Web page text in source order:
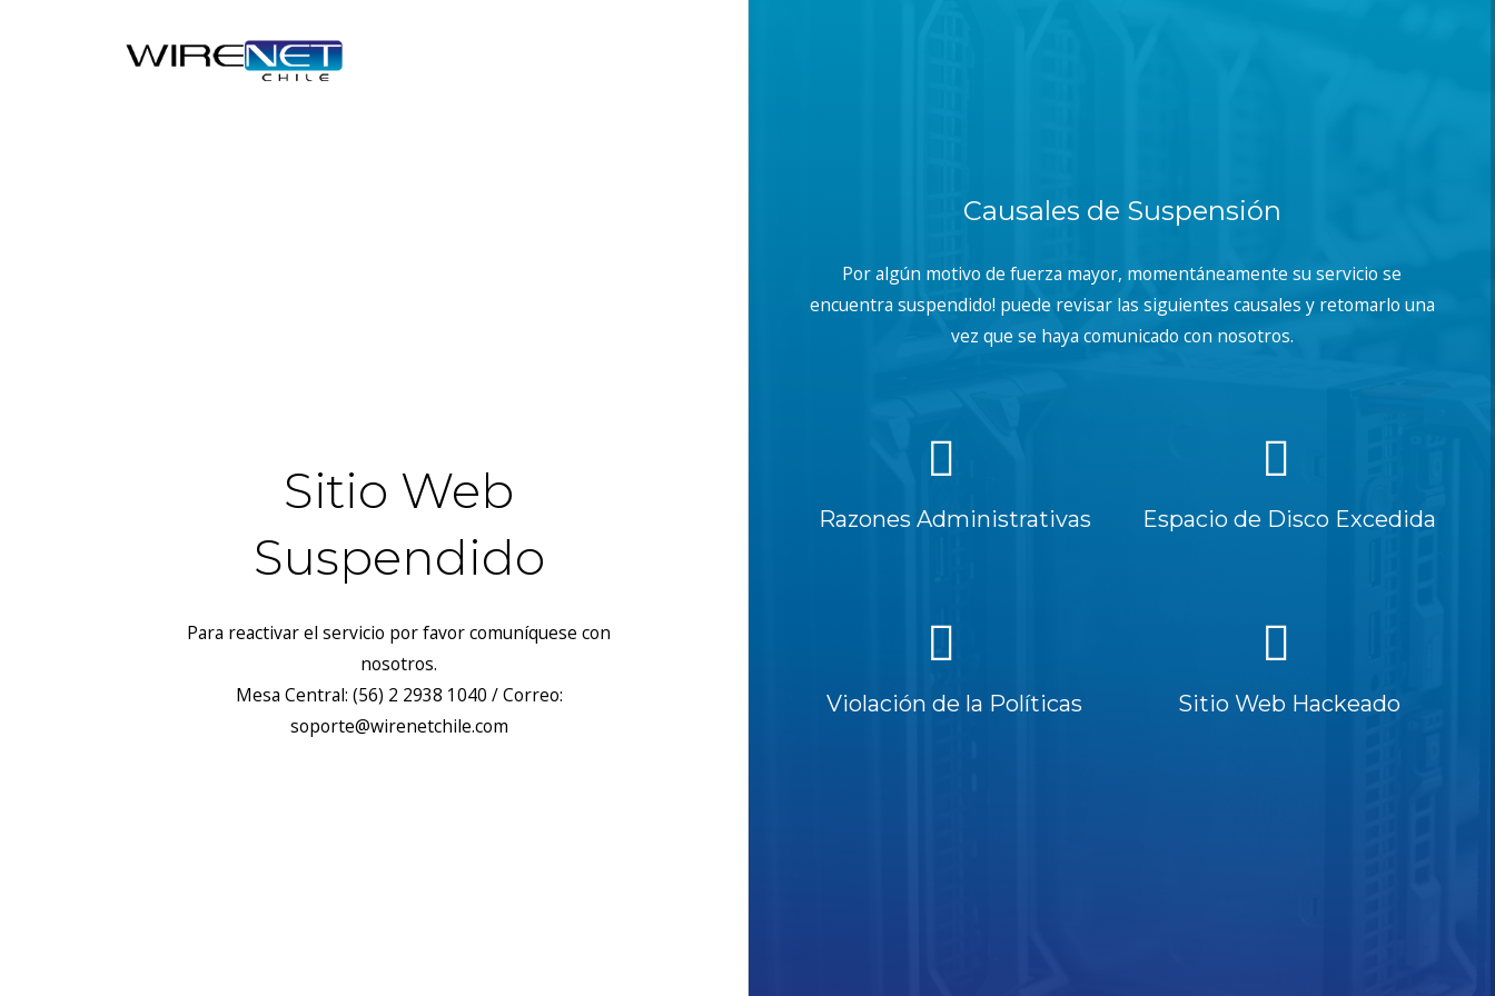
Sitio Web
Suspendido
Para reactivar el servicio por favor comuníquese con
nosotros.
Mesa Central: (56) 2 2938 1040 / Correo:
soporte@wirenetchile.com
Causales de Suspensión
Por algún motivo de fuerza mayor, momentáneamente su servicio se
encuentra suspendido! puede revisar las siguientes causales y retomarlo una
vez que se haya comunicado con nosotros.
Razones Administrativas Espacio de Disco Excedida
Violación de la Políticas Sitio Web Hackeado